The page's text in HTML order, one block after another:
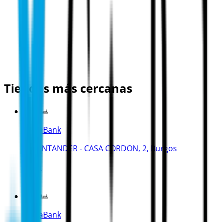
Tiendas más cercanas
CaixaBank
C. SANTANDER - CASA CORDON, 2, Burgos
CaixaBank